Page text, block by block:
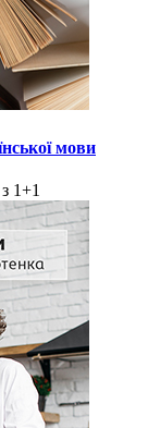
мови
1+1